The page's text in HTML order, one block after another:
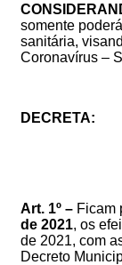
somente poderá
sanitária,
Coronavírus –
DECRETA:
Art. 1º – Ficam
de 2021, os
de 2021, com
Decreto